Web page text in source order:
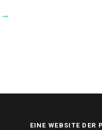
EINE WEBSITE DER